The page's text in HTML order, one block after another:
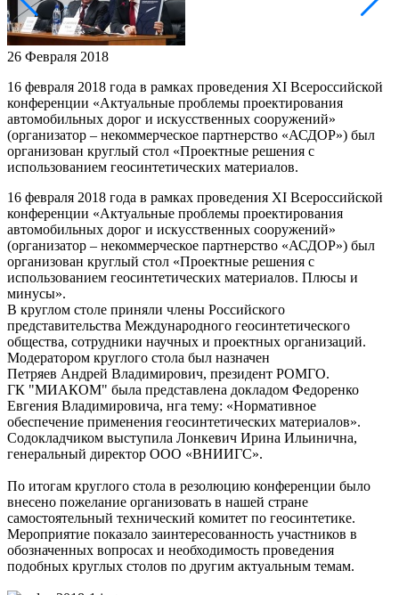
26 Февраля 2018
16 февраля 2018 года в рамках проведения XI Всероссийской
конференции «Актуальные проблемы проектирования
автомобильных дорог и искусственных сооружений»
(организатор – некоммерческое партнерство «АСДОР») был
организован круглый стол «Проектные решения с
использованием геосинтетических материалов.
16 февраля 2018 года в рамках проведения XI Всероссийской
конференции «Актуальные проблемы проектирования
автомобильных дорог и искусственных сооружений»
(организатор – некоммерческое партнерство «АСДОР») был
организован круглый стол «Проектные решения с
использованием геосинтетических материалов. Плюсы и
минусы».
В круглом столе приняли члены Российского
представительства Международного геосинтетического
общества, сотрудники научных и проектных организаций.
Модератором круглого стола был назначен
Петряев Андрей Владимирович, президент РОМГО.
ГК "МИАКОМ" была представлена докладом Федоренко
Евгения Владимировича, нга тему: «Нормативное
обеспечение применения геосинтетических материалов».
Содокладчиком выступила Лонкевич Ирина Ильинична,
генеральный директор ООО «ВНИИГС».
По итогам круглого стола в резолюцию конференции было
внесено пожелание организовать в нашей стране
самостоятельный технический комитет по геосинтетике.
Мероприятие показало заинтересованность участников в
обозначенных вопросах и необходимость проведения
подобных круглых столов по другим актуальным темам.